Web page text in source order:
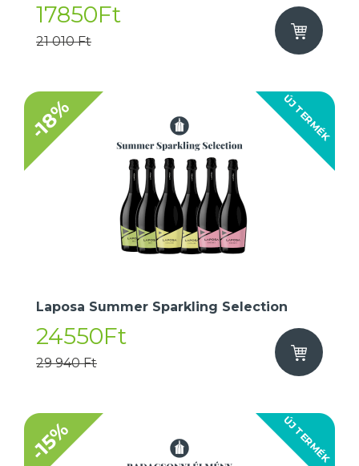
17850Ft
21 010 Ft
ÚJ TERMÉK
-18%
Laposa Summer Sparkling Selection
24550Ft
29 940 Ft
ÚJ TERMÉK
-15%